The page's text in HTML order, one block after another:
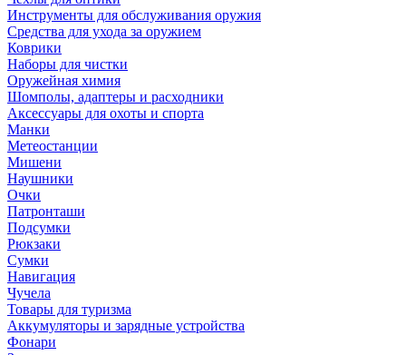
Инструменты для обслуживания оружия
Средства для ухода за оружием
Коврики
Наборы для чистки
Оружейная химия
Шомполы, адаптеры и расходники
Аксессуары для охоты и спорта
Манки
Метеостанции
Мишени
Наушники
Очки
Патронташи
Подсумки
Рюкзаки
Сумки
Навигация
Чучела
Товары для туризма
Аккумуляторы и зарядные устройства
Фонари